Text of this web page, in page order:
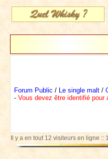
Forum Public / Le single malt /
- Vous devez être identifié
Il y a en tout 12 visiteurs en ligne